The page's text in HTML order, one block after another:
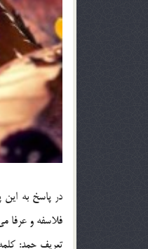
در پاسخ به اين
فلاسفه و عرفا